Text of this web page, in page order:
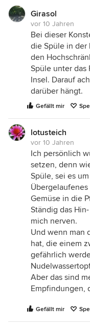
Girasol
vor 10 Jahren
Bei dieser
die Spüle in der
den
Spüle unter das
Insel. Darauf
darüber hängt.
Gefällt mir
lotusteich
vor 10 Jahren
Ich persönlich
setzen, denn
Spüle, sei es
Gemüse in die
Ständig das
mich nerven.
Und wenn man
hat, die einem
gefährlich
Aber das sind
Empfindungen,
Gefällt mir